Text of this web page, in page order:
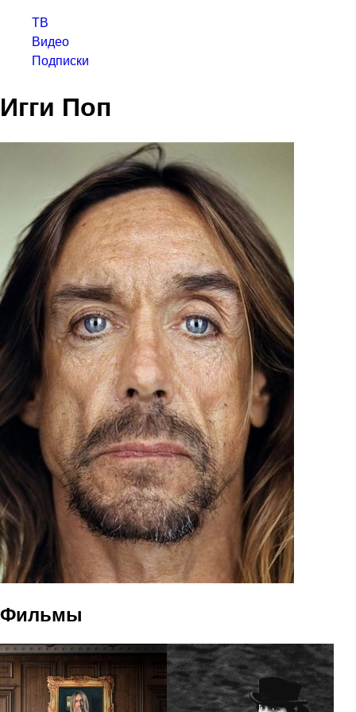
ТВ
Видео
Подписки
Игги Поп
Фильмы